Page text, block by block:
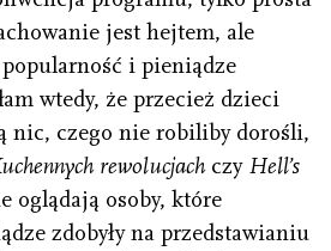
jest hejtem, ale
i pieniądze
wtedy, że przecież dzieci
nic, czego nie robiliby dorośli,
rewolucjachczy Hell’s
oglądają osoby, które
zdobyły na przedstawianiu